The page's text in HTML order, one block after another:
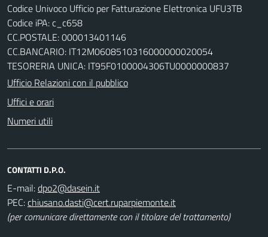
Codice Univoco Ufficio per Fatturazione Elettronica UFU3TB
Codice iPA: c_c658
CC.POSTALE: 000013401146
CC.BANCARIO: IT12M0608510316000000020054
TESORERIA UNICA: IT95F0100004306TU0000000837
Ufficio Relazioni con il pubblico
Uffici e orari
Numeri utili
CONTATTI D.P.O.
E-mail:
PEC:
(per comunicare direttamente con il titolare del trattamento)